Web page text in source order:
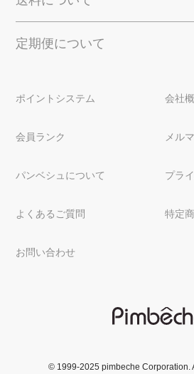
定期便について
ポイントシステム
会員ランク
パンベシュについて
よくあるご質問
お問い合わせ
会社
メル
プラ
特定
© 1999-2025 pimbeche Corporation.